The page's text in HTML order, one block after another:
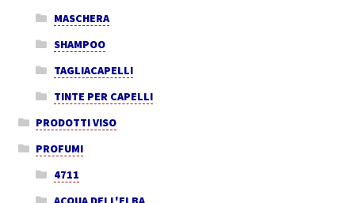
MASCHERA
SHAMPOO
TAGLIACAPELLI
TINTE PER CAPELLI
PRODOTTI VISO
PROFUMI
4711